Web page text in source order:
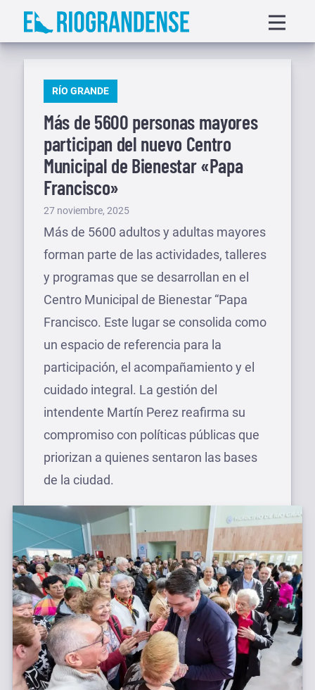
Saltar
menu
PUBLICADO
RÍO GRANDE
Más de 5600 personas mayores
participan del nuevo Centro
Municipal de Bienestar «Papa
Francisco»
Publicado
el
27 noviembre, 2025
Más de 5600 adultos y adultas mayores
forman parte de las actividades, talleres
y programas que se desarrollan en el
Centro Municipal de Bienestar “Papa
Francisco. Este lugar se consolida como
un espacio de referencia para la
participación, el acompañamiento y el
cuidado integral. La gestión del
intendente Martín Perez reafirma su
compromiso con políticas públicas que
priorizan a quienes sentaron las bases
de la ciudad.